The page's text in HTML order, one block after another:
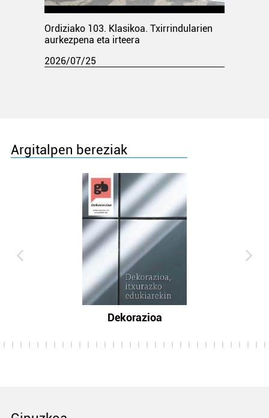
Ordiziako 103. Klasikoa. Txirrindularien
aurkezpena eta irteera
2026/07/25
Argitalpen bereziak
Dekorazioa